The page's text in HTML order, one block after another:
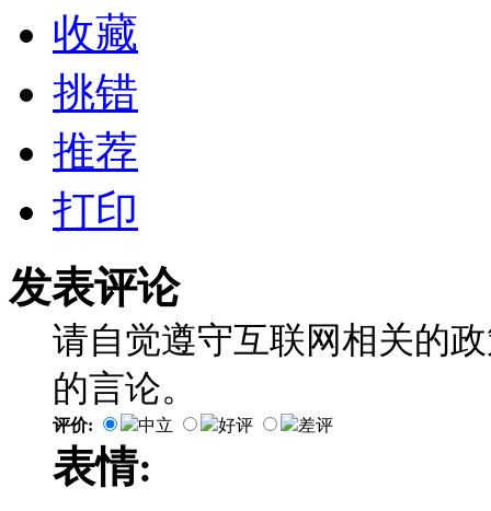
收藏
挑错
推荐
打印
发表评论
请自觉遵守互联网相关的
的言论。
评价: 中立 好评 差评
表情: